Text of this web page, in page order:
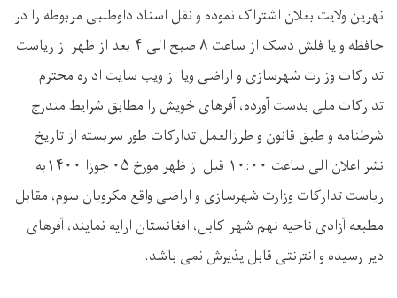
نهرین ولایت بغلان اشتراک نموده و نقل اسناد داوطلبی مربوطه را در
حافظه و یا فلش دسک از ساعت ۸ صبح الی ۴ بعد از ظهر از ریاست
تدارکات وزارت شهرسازی و اراضی ویا از ویب سایت اداره محترم
تدارکات ملی بدست آورده، آفرهای خویش را مطابق شرایط مندرج
شرطنامه و طبق قانون و طرزالعمل تدارکات طور سربسته از تاریخ
نشر اعلان الی ساعت ۱۰:۰۰ قبل از ظهر مورخ ۰۵ جوزا ۱۴۰۰به
ریاست تدارکات وزارت شهرسازی و اراضی واقع مکرویان سوم، مقابل
مطبعه آزادی ناحیه نهم شهر کابل، افغانستان ارایه نمایند، آفرهای
دیر رسیده و انترنتی قابل پذیرش نمی باشد.